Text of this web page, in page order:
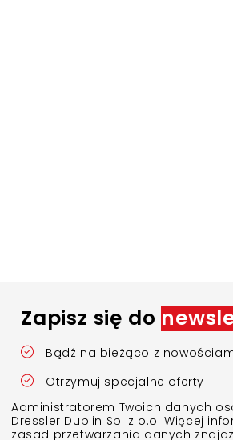
Zapisz się do
Bądź na bieżąco z
Otrzymuj specjalne oferty
Administratorem Twoich danych
Dressler Dublin Sp. z o.o. Więcej
zasad przetwarzania danych